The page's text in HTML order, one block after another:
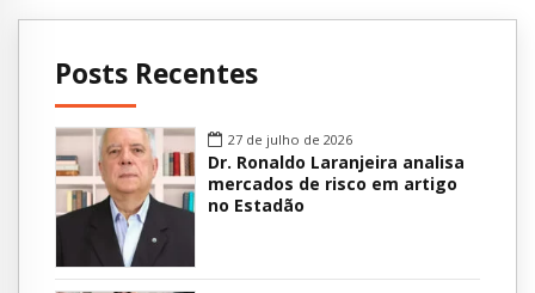
Posts Recentes
27 de julho de 2026
Dr. Ronaldo Laranjeira analisa
mercados de risco em artigo
no Estadão